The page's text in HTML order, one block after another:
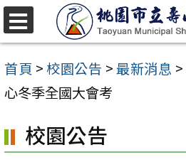
跳
至
主
要
容
區
首頁 >校園公告 >最新消息 >
心冬季全國大會考
校園公告
選
單